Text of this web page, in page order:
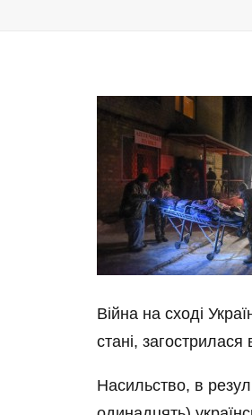
Війна на сході
стані,
Насильство, в